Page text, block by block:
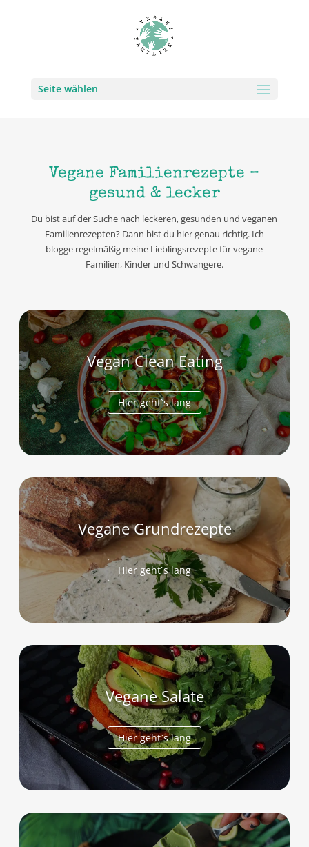
Seite wählen
Vegane Familienrezepte –
gesund & lecker
Du bist auf der Suche nach leckeren, gesunden und veganen
Familienrezepten? Dann bist du hier genau richtig. Ich
blogge regelmäßig meine Lieblingsrezepte für vegane
Familien, Kinder und Schwangere.
Vegan Clean Eating
Hier geht`s lang
Vegane Grundrezepte
Hier geht`s lang
Vegane Salate
Hier geht`s lang